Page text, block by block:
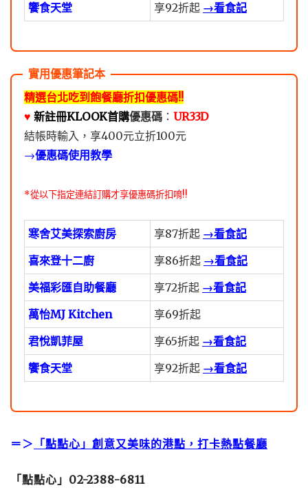
饗食天堂
享92折起 →看食記
精選台北吃到飽餐廳折扣優惠碼!!
♥️ 新註冊KLOOK首購優惠碼 ： UR33D
結帳時輸入，享400元立折100元
→優惠碼使用教學
*從以下指定連結訂購才享優惠碼折扣唷!!
寒舍艾美探索廚房 享87折起 →看食記
喜來登十二廚
享86折起 →看食記
美福彩匯自助餐廳
享72折起 →看食記
萬怡MJ Kitchen
享69折起
君悅凱菲屋
享65折起 →看食記
饗食天堂
享92折起 →看食記
＝＞ 「點點心」創意又美味的港點，打卡熱點餐廳
「點點心」02-2388-6811